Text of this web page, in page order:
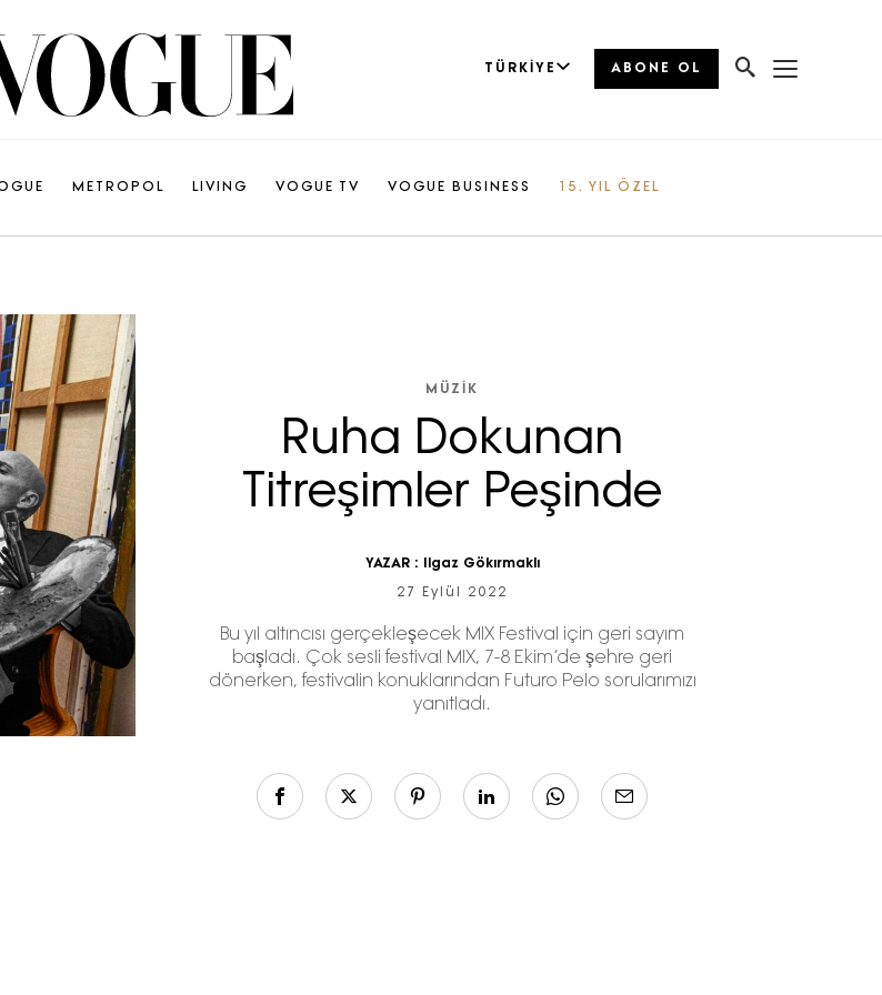
TÜRKIYE ABONE OL
METROPOL LIVING VOGUE TV VOGUE BUSINESS 15. YIL ÖZEL
MÜZİK
Ruha Dokunan
Titreşimler Peşinde
YAZAR : Ilgaz Gökırmaklı
27 Eylül 2022
Bu yıl altıncısı gerçekleşecek MIX Festival için geri sayım
başladı. Çok sesli festival MIX, 7-8 Ekim’de şehre geri
dönerken, festivalin konuklarından Futuro Pelo sorularımızı
yanıtladı.